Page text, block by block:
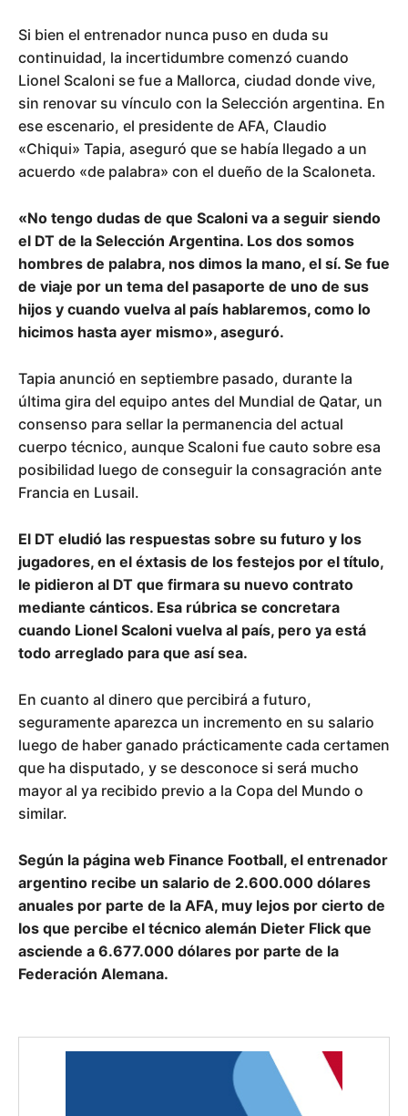
Si bien el entrenador nunca puso en duda su
continuidad, la incertidumbre comenzó cuando
Lionel Scaloni se fue a Mallorca, ciudad donde vive,
sin renovar su vínculo con la Selección argentina. En
ese escenario, el presidente de AFA, Claudio
«Chiqui» Tapia, aseguró que se había llegado a un
acuerdo «de palabra» con el dueño de la Scaloneta.
«No tengo dudas de que Scaloni va a seguir siendo
el DT de la Selección Argentina. Los dos somos
hombres de palabra, nos dimos la mano, el sí. Se fue
de viaje por un tema del pasaporte de uno de sus
hijos y cuando vuelva al país hablaremos, como lo
hicimos hasta ayer mismo», aseguró.
Tapia anunció en septiembre pasado, durante la
última gira del equipo antes del Mundial de Qatar, un
consenso para sellar la permanencia del actual
cuerpo técnico, aunque Scaloni fue cauto sobre esa
posibilidad luego de conseguir la consagración ante
Francia en Lusail.
El DT eludió las respuestas sobre su futuro y los
jugadores, en el éxtasis de los festejos por el título,
le pidieron al DT que firmara su nuevo contrato
mediante cánticos. Esa rúbrica se concretara
cuando Lionel Scaloni vuelva al país, pero ya está
todo arreglado para que así sea.
En cuanto al dinero que percibirá a futuro,
seguramente aparezca un incremento en su salario
luego de haber ganado prácticamente cada certamen
que ha disputado, y se desconoce si será mucho
mayor al ya recibido previo a la Copa del Mundo o
similar.
Según la página web Finance Football, el entrenador
argentino recibe un salario de 2.600.000 dólares
anuales por parte de la AFA, muy lejos por cierto de
los que percibe el técnico alemán Dieter Flick que
asciende a 6.677.000 dólares por parte de la
Federación Alemana.